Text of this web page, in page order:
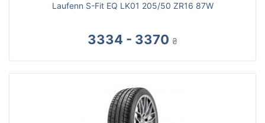
Laufenn S-Fit EQ LK01 205/50 ZR16 87W
3334 - 3370 ₴